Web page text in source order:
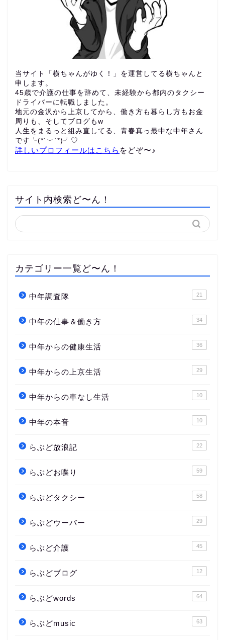
当サイト「横ちゃんがゆく！」を運営してる横ちゃんと
申します。
45歳で介護の仕事を辞めて、未経験から都内のタクシー
ドライバーに転職しました。
地元の金沢から上京してから、働き方も暮らし方もお金
周りも、 そしてブログもw
人生をまるっと組み直してる、青春真っ最中な中年さん
です╰(*´︶`*)╯♡
詳しいプロフィールはこちら をどぞ〜♪
サイト内検索ど〜ん！
カテゴリー一覧ど〜ん！
中年調査隊 21
中年の仕事＆働き方 34
中年からの健康生活 36
中年からの上京生活 29
中年からの車なし生活 10
中年の本音 10
らぶど放浪記 22
らぶどお喋り 59
らぶどタクシー 58
らぶどウーバー 29
らぶど介護 45
らぶどブログ 12
らぶどwords 64
らぶどmusic 63